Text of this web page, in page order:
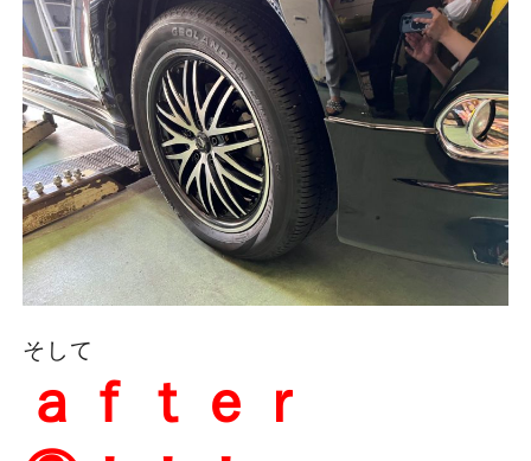
そして
ａｆｔｅｒ